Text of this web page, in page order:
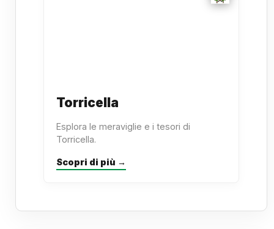
Torricella
Esplora le meraviglie e i tesori di
Torricella.
Scopri di più →